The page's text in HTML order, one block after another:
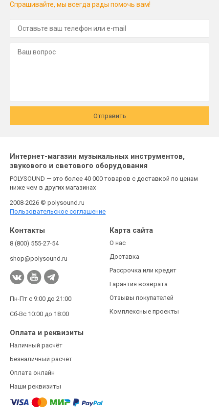
Спрашивайте, мы всегда рады помочь вам!
Отправить
Интернет-магазин музыкальных инструментов,
звукового и светового оборудования
POLYSOUND — это более 40 000 товаров с доставкой по ценам
ниже чем в других магазинах
2008-2026 © polysound.ru
Пользовательское соглашение
Контакты
8 (800) 555-27-54
shop@polysound.ru
Пн-Пт с 9:00 до 21:00
Сб-Вс 10:00 до 18:00
Карта сайта
О нас
Доставка
Рассрочка или кредит
Гарантия возврата
Отзывы покупателей
Комплексные проекты
Оплата и реквизиты
Наличный расчёт
Безналичный расчёт
Оплата онлайн
Наши реквизиты